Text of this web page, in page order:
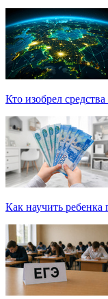
Кто изобрел средства
Как научить ребенка